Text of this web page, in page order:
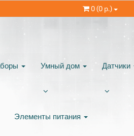
0 (0 р.)
Умный дом Датчики
Элементы питания